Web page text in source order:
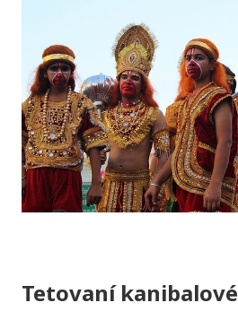
Tetovaní kanibalové